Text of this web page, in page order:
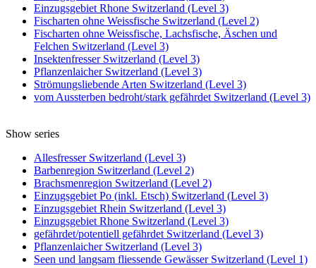
Einzugsgebiet Rhone Switzerland (Level 3)
Fischarten ohne Weissfische Switzerland (Level 2)
Fischarten ohne Weissfische, Lachsfische, Äschen und
Felchen Switzerland (Level 3)
Insektenfresser Switzerland (Level 3)
Pflanzenlaicher Switzerland (Level 3)
Strömungsliebende Arten Switzerland (Level 3)
vom Aussterben bedroht/stark gefährdet Switzerland (Level 3)
Show series
Allesfresser Switzerland (Level 3)
Barbenregion Switzerland (Level 2)
Brachsmenregion Switzerland (Level 2)
Einzugsgebiet Po (inkl. Etsch) Switzerland (Level 3)
Einzugsgebiet Rhein Switzerland (Level 3)
Einzugsgebiet Rhone Switzerland (Level 3)
gefährdet/potentiell gefährdet Switzerland (Level 3)
Pflanzenlaicher Switzerland (Level 3)
Seen und langsam fliessende Gewässer Switzerland (Level 1)